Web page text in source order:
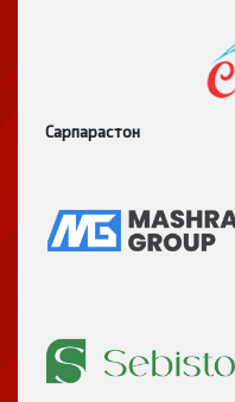
Сарпарастон